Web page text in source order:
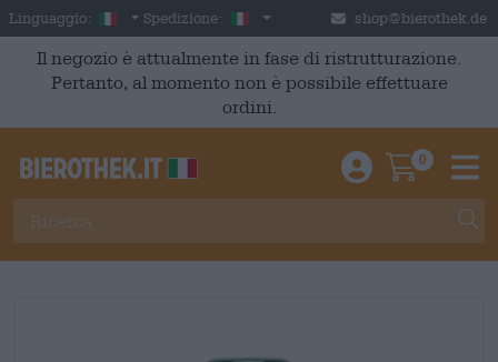
Skip to main content
Linguaggio: Italian
Spedizione: Italia shop@bierothek.de
Il negozio è attualmente in fase di ristrutturazione.
Pertanto, al momento non è possibile effettuare
ordini.
Einloggen /
0